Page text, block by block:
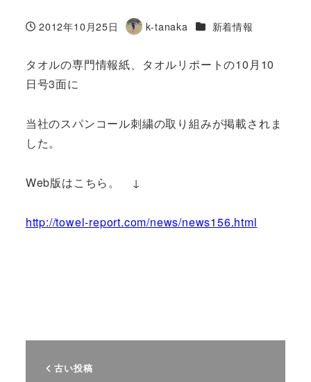
投稿日
2012年10月25日
著
k-tanaka カテゴリー
新着情報
タオルの専門情報紙、タオルリポートの10月10
日号3面に
当社のスパンコール刺繍の取り組みが掲載されま
した。
Web版はこちら。 ↓
http://towel-report.com/news/news156.html
古い投稿